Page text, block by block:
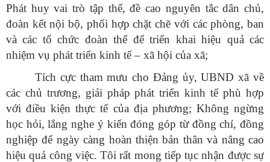
Phát huy vai trò tập thể, đề cao nguyên tắc dân chủ,
đoàn kết nội bộ, phối hợp chặt chẽ với các phòng, ban
và các tổ chức đoàn thể để triển khai hiệu quả các
nhiệm vụ phát triển kinh tế – xã hội của xã;
Tích cực tham mưu cho Đảng ủy, UBND xã về
các chủ trương, giải pháp phát triển kinh tế phù hợp
với điều kiện thực tế của địa phương; Không ngừng
học hỏi, lắng nghe ý kiến đóng góp từ đồng chí, đồng
nghiệp để ngày càng hoàn thiện bản thân và nâng cao
hiệu quả công việc. Tôi rất mong tiếp tục nhận được sự